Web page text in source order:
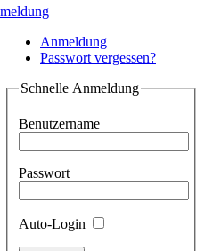
Anmeldung
Passwort vergessen?
Schnelle Anmeldung
Benutzername
Passwort
Auto-Login